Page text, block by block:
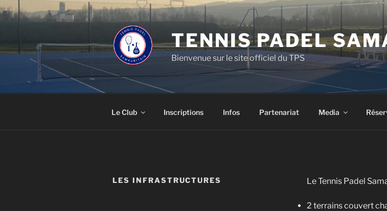
Aller
au
TENNIS PADEL
Bienvenue sur le site officiel du TPS
Le Club Inscriptions Infos Partenariat Media
LES INFRASTRUCTURES Le Tennis Padel
2 terrains couvert